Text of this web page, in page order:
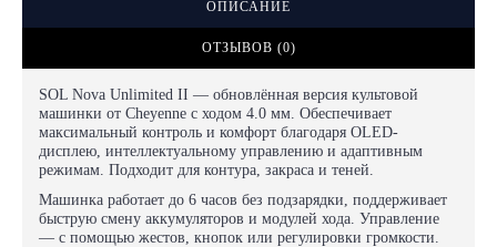
ОПИСАНИЕ
ОТЗЫВОВ (0)
SOL Nova Unlimited II — обновлённая версия культовой
машинки от Cheyenne с ходом 4.0 мм. Обеспечивает
максимальный контроль и комфорт благодаря OLED-
дисплею, интеллектуальному управлению и адаптивным
режимам. Подходит для контура, закраса и теней.
Машинка работает до 6 часов без подзарядки, поддерживает
быструю смену аккумуляторов и модулей хода. Управление
— с помощью жестов, кнопок или регулировки громкости.